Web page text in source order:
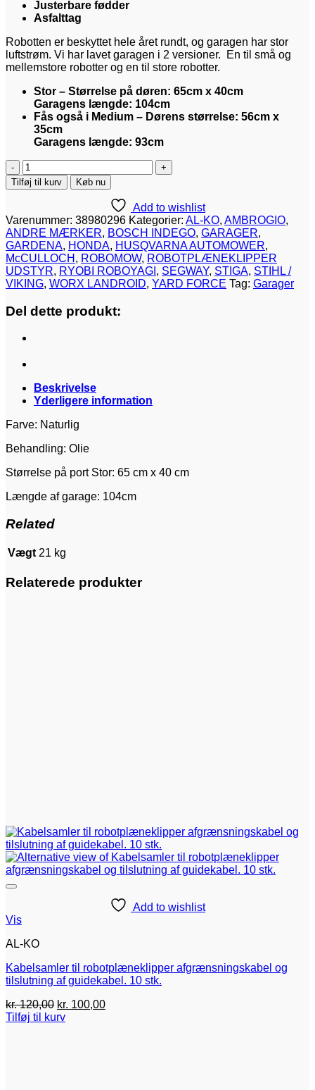
Justerbare fødder
Asfalttag
Robotten er beskyttet hele året rundt, og garagen har stor
luftstrøm. Vi har lavet garagen i 2 versioner. En til små og
mellemstore robotter og en til store robotter.
Stor – Størrelse på døren: 65cm x 40cm
Garagens længde: 104cm
Fås også i Medium – Dørens størrelse: 56cm x
35cm
Garagens længde: 93cm
THE
CUBE
ROBOTGARAGE
LARGE
-
NATUR
antal
Tilføj til kurv Køb nu
Add to wishlist
Varenummer: 38980296 Kategorier: AL-KO, AMBROGIO,
ANDRE MÆRKER, BOSCH INDEGO, GARAGER,
GARDENA, HONDA, HUSQVARNA AUTOMOWER,
McCULLOCH , ROBOMOW, ROBOTPLÆNEKLIPPER
UDSTYR, RYOBI ROBOYAGI , SEGWAY, STIGA, STIHL /
VIKING, WORX LANDROID, YARD FORCE Tag: Garager
Del dette produkt:
Beskrivelse
Yderligere information
Farve: Naturlig
Behandling: Olie
Størrelse på port Stor: 65 cm x 40 cm
Længde af garage: 104cm
Related
Vægt 21 kg
Relaterede produkter
Add to wishlist
Vis
AL-KO
Kabelsamler til robotplæneklipper afgrænsningskabel og
tilslutning af guidekabel. 10 stk.
kr.120,00 Den
oprindelige
kr. 100,00Den
Tilføj til kurv